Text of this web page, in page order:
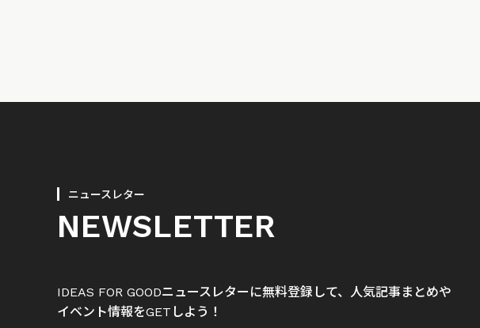
ニュースレター
NEWSLETTER
IDEAS FOR GOODニュースレターに無料登録して、人気記事まとめや
イベント情報をGETしよう！